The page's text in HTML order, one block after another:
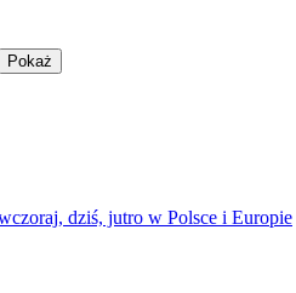
Pokaż
dziś, jutro w Polsce i Europie